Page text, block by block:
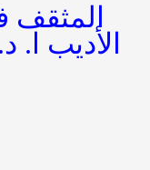
المثقف
الأديب ا.